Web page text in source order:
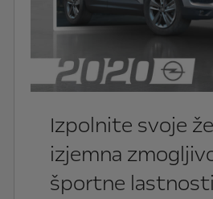
Izpolnite svoje
izjemna
športne lastnosti